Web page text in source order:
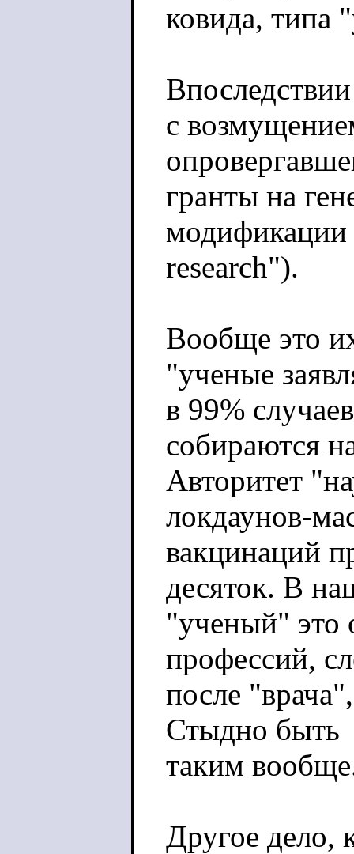
ковида, типа
с
гранты на
research").
Вообще это
"ученые
в 99%
собираются
Авторитет
локдаунов-
вакцинаций
десяток. В
"ученый" это
профессий,
после
Стыдно быть
таким
Другое дело,